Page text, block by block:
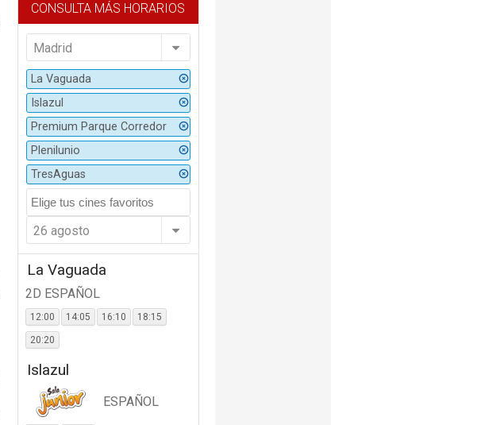
CONSULTA MÁS HORARIOS
Madrid
La Vaguada
Islazul
Premium Parque Corredor
Plenilunio
TresAguas
26 agosto
La Vaguada
2D ESPAÑOL
12:00 14:05 16:10 18:15
20:20
Islazul
ESPAÑOL